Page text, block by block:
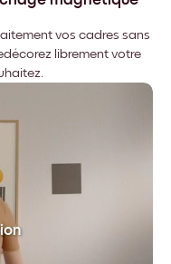
vos cadres sans
librement votre